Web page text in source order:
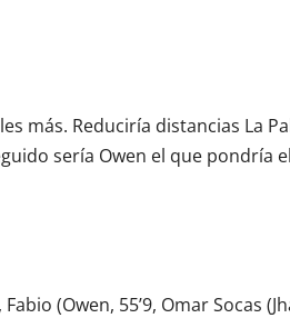
más. Reduciría distancias La
sería Owen el que pondría
(Owen, 55’9, Omar Socas